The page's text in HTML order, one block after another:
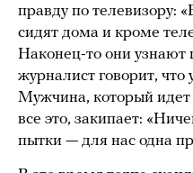
правду по телевизору:
сидят дома и кроме
Наконец-то они узнают
журналист говорит, что
Мужчина, который
все это, закипает:
пытки — для нас одна